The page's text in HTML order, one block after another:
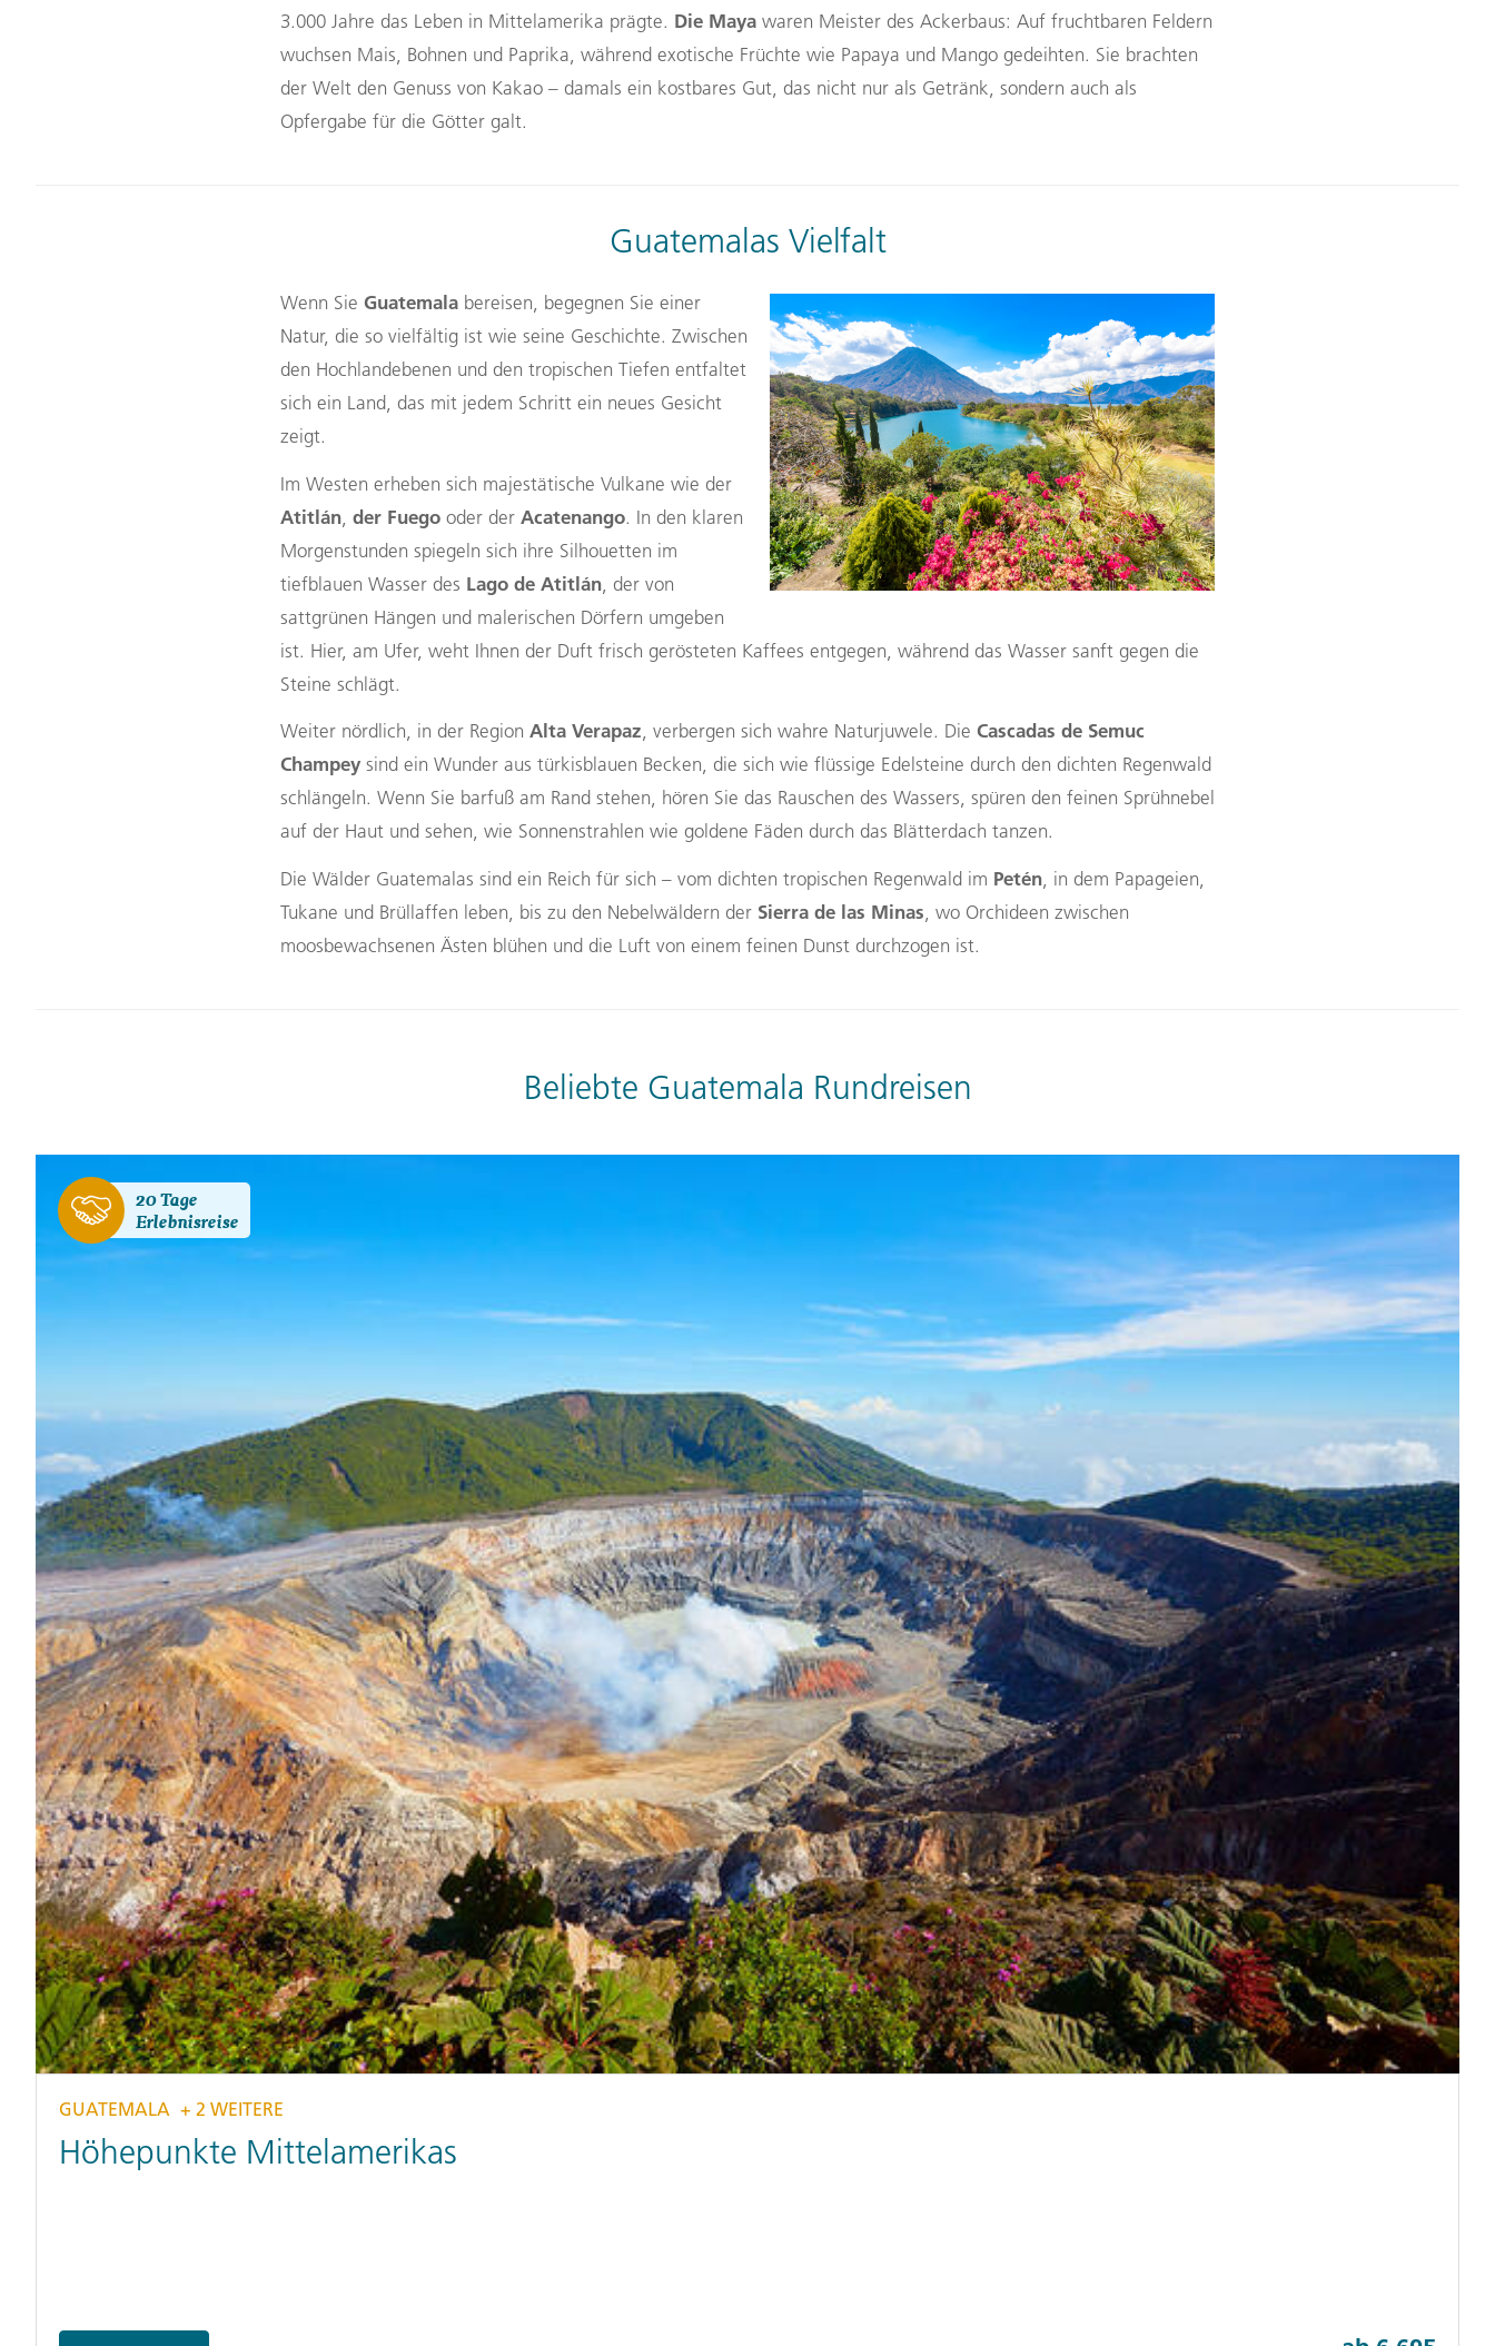
3.000 Jahre das Leben in Mittelamerika prägte. Die Maya waren Meister des Ackerbaus: Auf fruchtbaren Feldern
wuchsen Mais, Bohnen und Paprika, während exotische Früchte wie Papaya und Mango gedeihten. Sie brachten
der Welt den Genuss von Kakao – damals ein kostbares Gut, das nicht nur als Getränk, sondern auch als
Opfergabe für die Götter galt.
Guatemalas Vielfalt
Wenn Sie Guatemala bereisen, begegnen Sie einer
Natur, die so vielfältig ist wie seine Geschichte. Zwischen
den Hochlandebenen und den tropischen Tiefen entfaltet
sich ein Land, das mit jedem Schritt ein neues Gesicht
zeigt.
Im Westen erheben sich majestätische Vulkane wie der
Atitlán der Fuego oder der Acatenango. In den klaren
Morgenstunden spiegeln sich ihre Silhouetten im
tiefblauen Wasser des Lago de Atitlán , der von
sattgrünen Hängen und malerischen Dörfern umgeben
ist. Hier, am Ufer, weht Ihnen der Duft frisch gerösteten Kaffees entgegen, während das Wasser sanft gegen die
Steine schlägt.
Weiter nördlich, in der Region Alta Verapaz, verbergen sich wahre Naturjuwele. Die Cascadas de Semuc
Champey sind ein Wunder aus türkisblauen Becken, die sich wie flüssige Edelsteine durch den dichten Regenwald
schlängeln. Wenn Sie barfuß am Rand stehen, hören Sie das Rauschen des Wassers, spüren den feinen Sprühnebel
auf der Haut und sehen, wie Sonnenstrahlen wie goldene Fäden durch das Blätterdach tanzen.
Die Wälder Guatemalas sind ein Reich für sich – vom dichten tropischen Regenwald im Petén , in dem Papageien,
Tukane und Brüllaffen leben, bis zu den Nebelwäldern der Sierra de las Minas , wo Orchideen zwischen
moosbewachsenen Ästen blühen und die Luft von einem feinen Dunst durchzogen ist.
Beliebte Guatemala Rundreisen
20 Tage
Erlebnisreise
GUATEMALA + 2 WEITERE
Höhepunkte Mittelamerikas